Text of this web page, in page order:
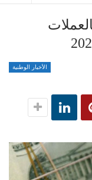
الأخبار الوطنية